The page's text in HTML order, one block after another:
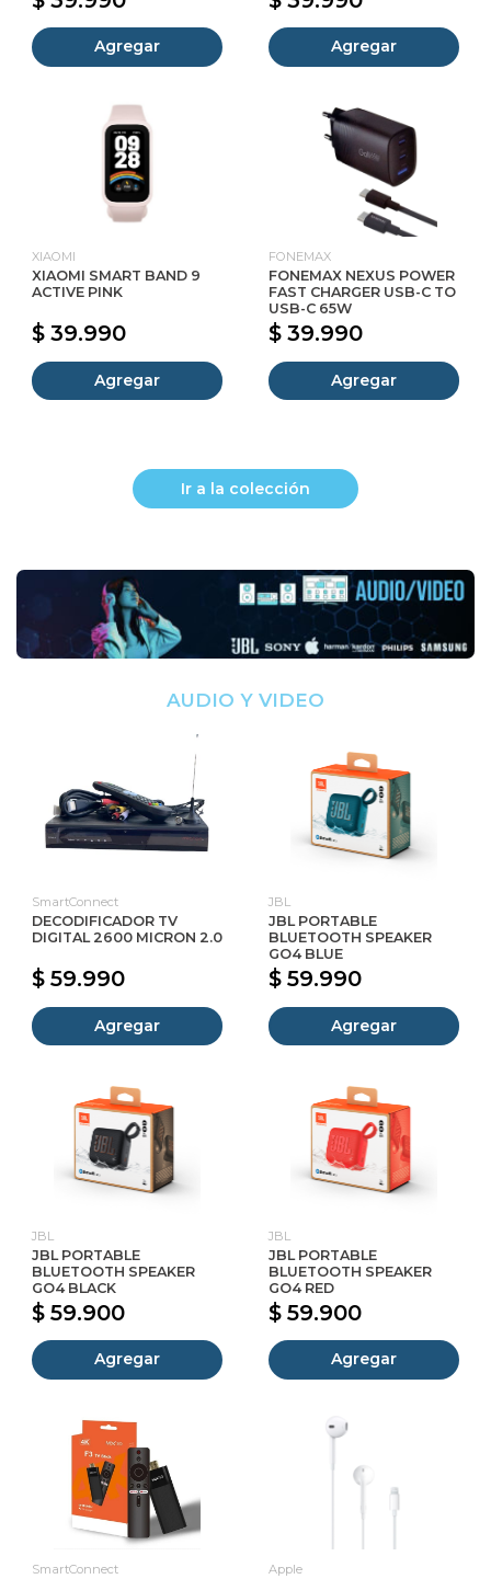
Agregar Agregar
XIAOMI
XIAOMI SMART BAND 9
ACTIVE PINK
$ 39.990
Agregar
FONEMAX
FONEMAX NEXUS POWER
FAST CHARGER USB-C TO
USB-C 65W
$ 39.990
Agregar
Ir a la colección
AUDIO Y VIDEO
SmartConnect
DECODIFICADOR TV
DIGITAL 2600 MICRON 2.0
$ 59.990
Agregar
JBL
JBL PORTABLE
BLUETOOTH SPEAKER
GO4 BLUE
$ 59.990
Agregar
JBL
JBL PORTABLE
BLUETOOTH SPEAKER
GO4 BLACK
$ 59.900
Agregar
JBL
JBL PORTABLE
BLUETOOTH SPEAKER
GO4 RED
$ 59.900
Agregar
SmartConnect Apple